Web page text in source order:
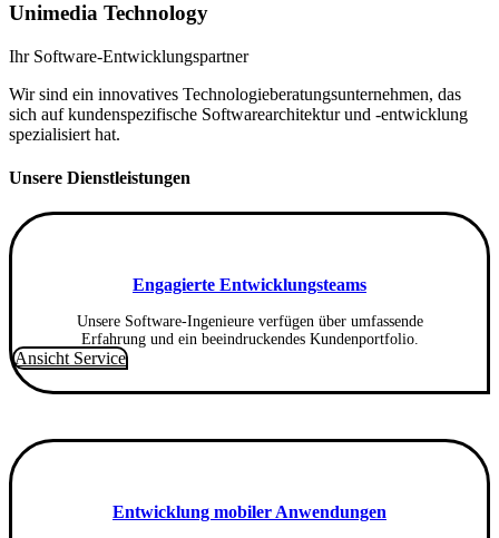
Unimedia Technology
Ihr Software-Entwicklungspartner
Wir sind ein innovatives Technologieberatungsunternehmen, das
sich auf kundenspezifische Softwarearchitektur und -entwicklung
spezialisiert hat.
Unsere Dienstleistungen
Engagierte Entwicklungsteams
Unsere Software-Ingenieure verfügen über umfassende
Erfahrung und ein beeindruckendes Kundenportfolio.
Ansicht Service
Entwicklung mobiler Anwendungen